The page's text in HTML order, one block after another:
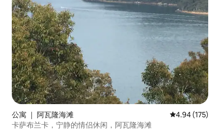
公寓 ｜ 阿瓦隆海滩 平均评分 4.94
4.94 (175)
卡萨布兰卡，宁静的情侣休闲，阿瓦隆海滩